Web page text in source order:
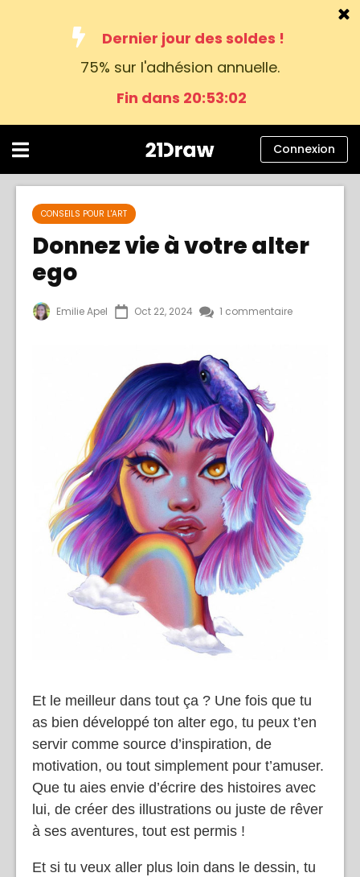
Dernier jour des soldes !
75% sur l'adhésion annuelle.
Fin dans 20:53:01
Aide
Blog
À propos
Connexion
Connexion
CONSEILS POUR L'ART
Donnez vie à votre alter
ego
Emilie Apel Oct 22, 2024 1 commentaire
Et le meilleur dans tout ça ? Une fois que tu
as bien développé ton alter ego, tu peux t’en
servir comme source d’inspiration, de
motivation, ou tout simplement pour t’amuser.
Que tu aies envie d’écrire des histoires avec
lui, de créer des illustrations ou juste de rêver
à ses aventures, tout est permis !
Et si tu veux aller plus loin dans le dessin, tu